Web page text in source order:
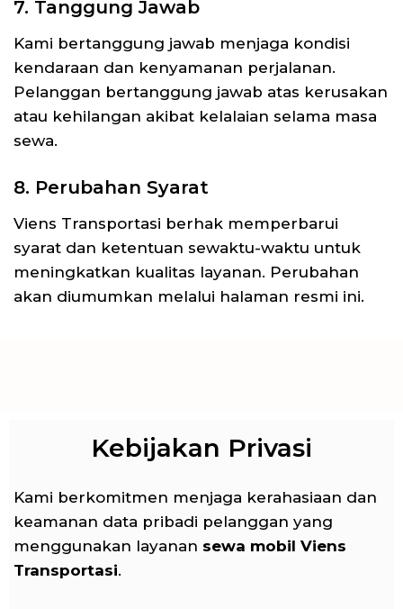
7. Tanggung Jawab
Kami bertanggung jawab menjaga kondisi
kendaraan dan kenyamanan perjalanan.
Pelanggan bertanggung jawab atas kerusakan
atau kehilangan akibat kelalaian selama masa
sewa.
8. Perubahan Syarat
Viens Transportasi berhak memperbarui
syarat dan ketentuan sewaktu-waktu untuk
meningkatkan kualitas layanan. Perubahan
akan diumumkan melalui halaman resmi ini.
Kebijakan Privasi
Kami berkomitmen menjaga kerahasiaan dan
keamanan data pribadi pelanggan yang
menggunakan layanan sewa mobil Viens
Transportasi.